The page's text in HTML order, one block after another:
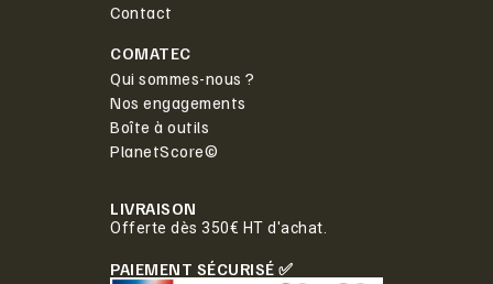
Contact
COMATEC
Qui sommes-nous ?
Nos engagements
Boîte à outils
PlanetScore©
LIVRAISON
Offerte dès 350€ HT d'achat.
PAIEMENT SÉCURISÉ ✅